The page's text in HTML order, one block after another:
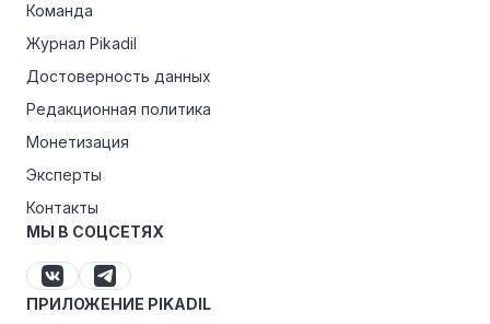
Команда
Журнал Pikadil
Достоверность данных
Редакционная политика
Монетизация
Эксперты
Контакты
МЫ В СОЦСЕТЯХ
ПРИЛОЖЕНИЕ PIKADIL